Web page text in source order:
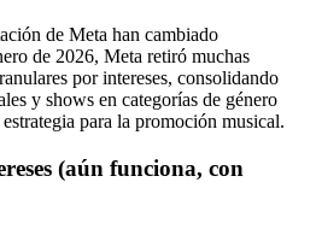
de Meta han cambiado
de 2026, Meta retiró muchas
por intereses, consolidando
y shows en categorías de género
para la promoción musical.
(aún funciona, con